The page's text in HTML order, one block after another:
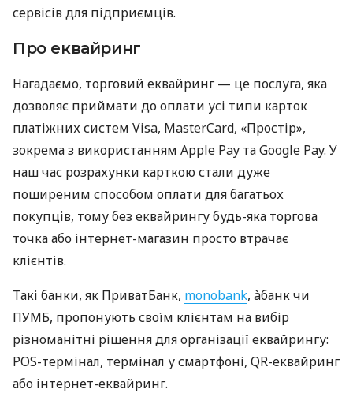
сервісів для підприємців.
Про еквайринг
Нагадаємо, торговий еквайринг — це послуга, яка
дозволяє приймати до оплати усі типи карток
платіжних систем Visa, MasterCard, «Простір»,
зокрема з використанням Apple Pay та Google Pay. У
наш час розрахунки карткою стали дуже
поширеним способом оплати для багатьох
покупців, тому без еквайрингу будь-яка торгова
точка або інтернет-магазин просто втрачає
клієнтів.
Такі банки, як ПриватБанк, monobank, àбанк чи
ПУМБ, пропонують своїм клієнтам на вибір
різноманітні рішення для організації еквайрингу:
POS-термінал, термінал у смартфоні, QR-еквайринг
або інтернет-еквайринг.